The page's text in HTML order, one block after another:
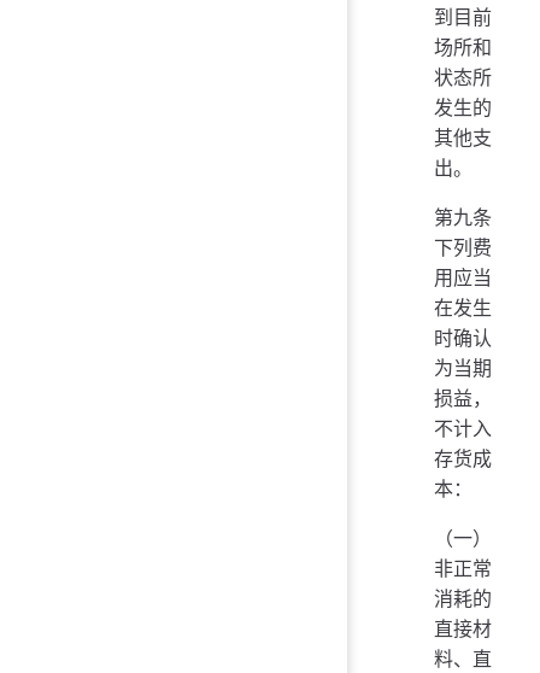
到目前
场所和
状态所
发生的
其他支
出。
第九条
下列费
用应当
在发生
时确认
为当期
损益，
不计入
存货成
本：
（一）
非正常
消耗的
直接材
料、直